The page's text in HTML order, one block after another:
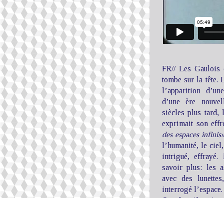
FR// Les Gaulois
tombe sur la tête.
l’apparition
d’une ère
siècles plus tard,
exprimait son
des espaces
l’humanité, le
intrigué, effrayé.
savoir plus: les
avec des
interrogé l’espace.